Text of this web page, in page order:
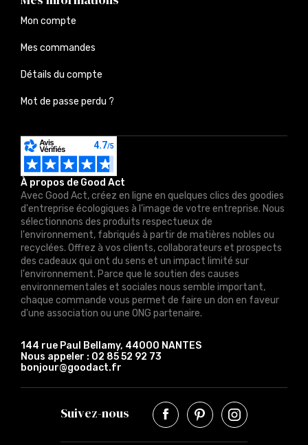
À propos de Good Act
Avec Good Act, créez en ligne en quelques clics des goodies
d'entreprise écologiques à l'image de votre entreprise. Nous
sélectionnons des produits respectueux de
l'environnement, fabriqués à partir de matières nobles ou
recyclées. Offrez à vos clients, collaborateurs et prospects
des cadeaux qui ont du sens et un impact limité sur
l'environnement. Parce que le soutien des causes
environnementales et sociales nous semble important,
chaque commande vous permet de faire un don en faveur
d'une association ou une ONG partenaire.
144 rue Paul Bellamy, 44000 NANTES
Nous appeler : 02 85 52 92 73
bonjour@goodact.fr
Mon compte
Mes commandes
Détails du compte
Mot de passe perdu ?
Suivez-nous